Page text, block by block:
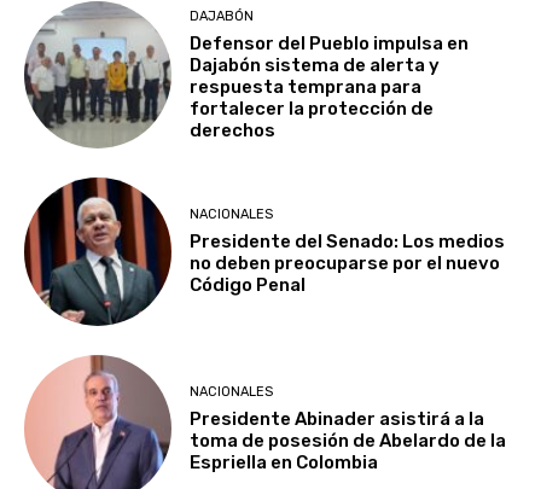
DAJABÓN
Defensor del Pueblo impulsa en
Dajabón sistema de alerta y
respuesta temprana para
fortalecer la protección de
derechos
NACIONALES
Presidente del Senado: Los medios
no deben preocuparse por el nuevo
Código Penal
NACIONALES
Presidente Abinader asistirá a la
toma de posesión de Abelardo de la
Espriella en Colombia